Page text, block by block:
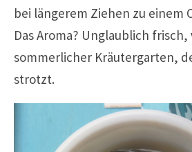
bei längerem Ziehen zu einem
Das Aroma? Unglaublich frisch,
sommerlicher Kräutergarten,
strotzt.